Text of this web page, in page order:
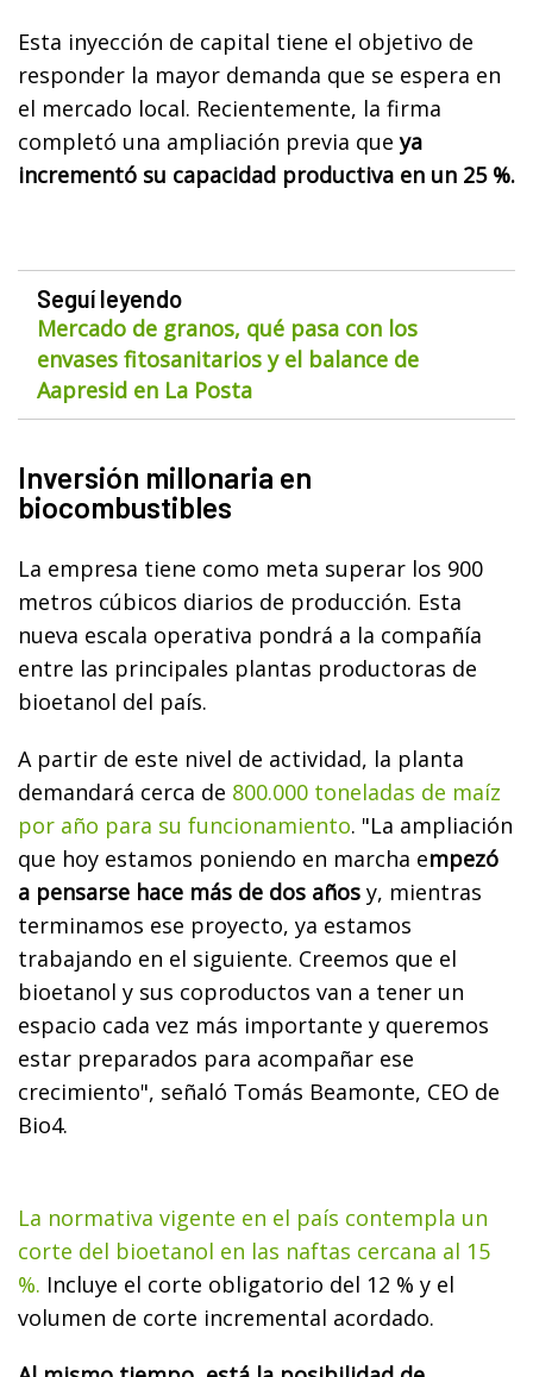
Esta inyección de capital tiene el objetivo de
responder la mayor demanda que se espera en
el mercado local. Recientemente, la firma
completó una ampliación previa queya
incrementó su capacidad productiva en un 25 %.
Seguí leyendo
Mercado de granos, qué pasa con los
envases fitosanitarios y el balance de
Aapresid en La Posta
Inversión millonaria en
biocombustibles
La empresa tiene como meta superar los 900
metros cúbicos diarios de producción. Esta
nueva escala operativa pondrá a la compañía
entre las principales plantas productoras de
bioetanol del país.
A partir de este nivel de actividad, la planta
demandará cerca de 800.000 toneladas de maíz
por año para su funcionamiento. "La ampliación
que hoy estamos poniendo en marcha empezó
a pensarse hace más de dos años y, mientras
terminamos ese proyecto, ya estamos
trabajando en el siguiente. Creemos que el
bioetanol y sus coproductos van a tener un
espacio cada vez más importante y queremos
estar preparados para acompañar ese
crecimiento", señaló Tomás Beamonte, CEO de
Bio4.
La normativa vigente en el país contempla un
corte del bioetanol en las naftas cercana al 15
%. Incluye el corte obligatorio del 12 % y el
volumen de corte incremental acordado.